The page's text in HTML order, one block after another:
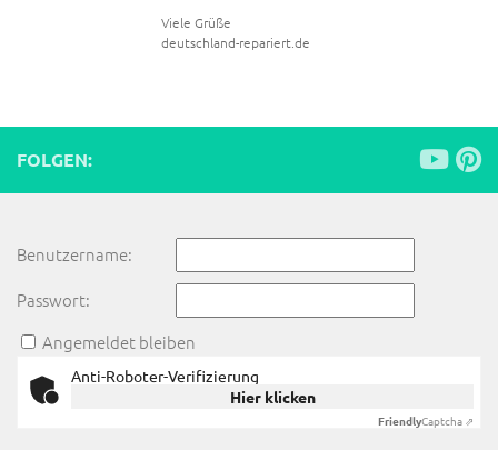
Viele Grüße
deutschland-repariert.de
FOLGEN:
Benutzername:
Passwort:
Angemeldet bleiben
Anti-Roboter-Verifizierung
Hier klicken
FriendlyCaptcha ⇗